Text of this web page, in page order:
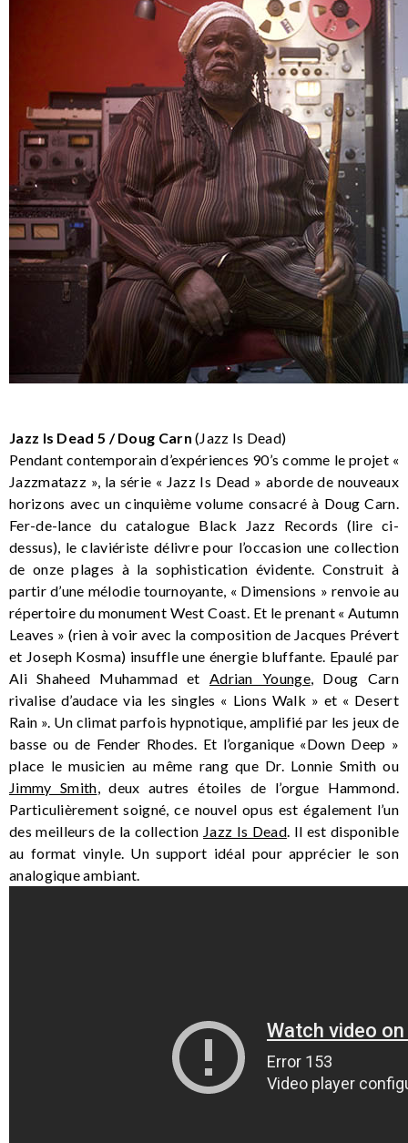
Jazz Is Dead 5 / Doug Carn (Jazz Is Dead)
Pendant contemporain d’expériences 90’s comme le projet «
Jazzmatazz », la série « Jazz Is Dead » aborde de nouveaux
horizons avec un cinquième volume consacré à Doug Carn.
Fer-de-lance du catalogue Black Jazz Records (lire ci-
dessus), le claviériste délivre pour l’occasion une collection
de onze plages à la sophistication évidente. Construit à
partir d’une mélodie tournoyante, « Dimensions » renvoie au
répertoire du monument West Coast. Et le prenant « Autumn
Leaves » (rien à voir avec la composition de Jacques Prévert
et Joseph Kosma) insuffle une énergie bluffante. Epaulé par
Ali Shaheed Muhammad et Adrian Younge, Doug Carn
rivalise d’audace via les singles « Lions Walk » et « Desert
Rain ». Un climat parfois hypnotique, amplifié par les jeux de
basse ou de Fender Rhodes. Et l’organique «Down Deep »
place le musicien au même rang que Dr. Lonnie Smith ou
Jimmy Smith, deux autres étoiles de l’orgue Hammond.
Particulièrement soigné, ce nouvel opus est également l’un
des meilleurs de la collection Jazz Is Dead. Il est disponible
au format vinyle. Un support idéal pour apprécier le son
analogique ambiant.